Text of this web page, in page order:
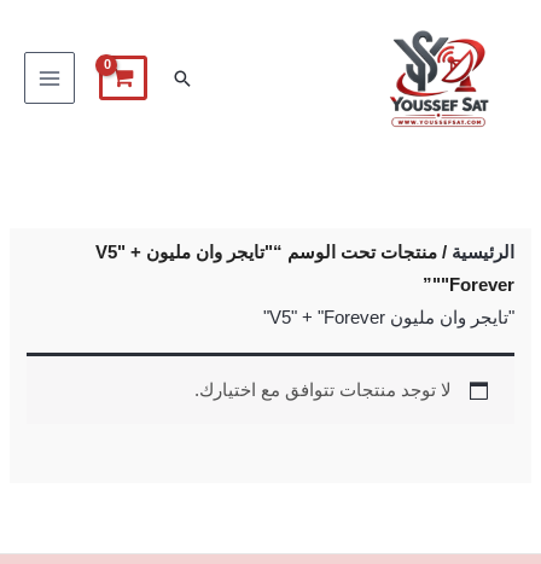
البحث
الرئيسية
/ منتجات تحت الوسم “"تايجر وان مليون V5" +
"Forever"”
"تايجر وان مليون V5" + "Forever"
لا توجد منتجات تتوافق مع اختيارك.